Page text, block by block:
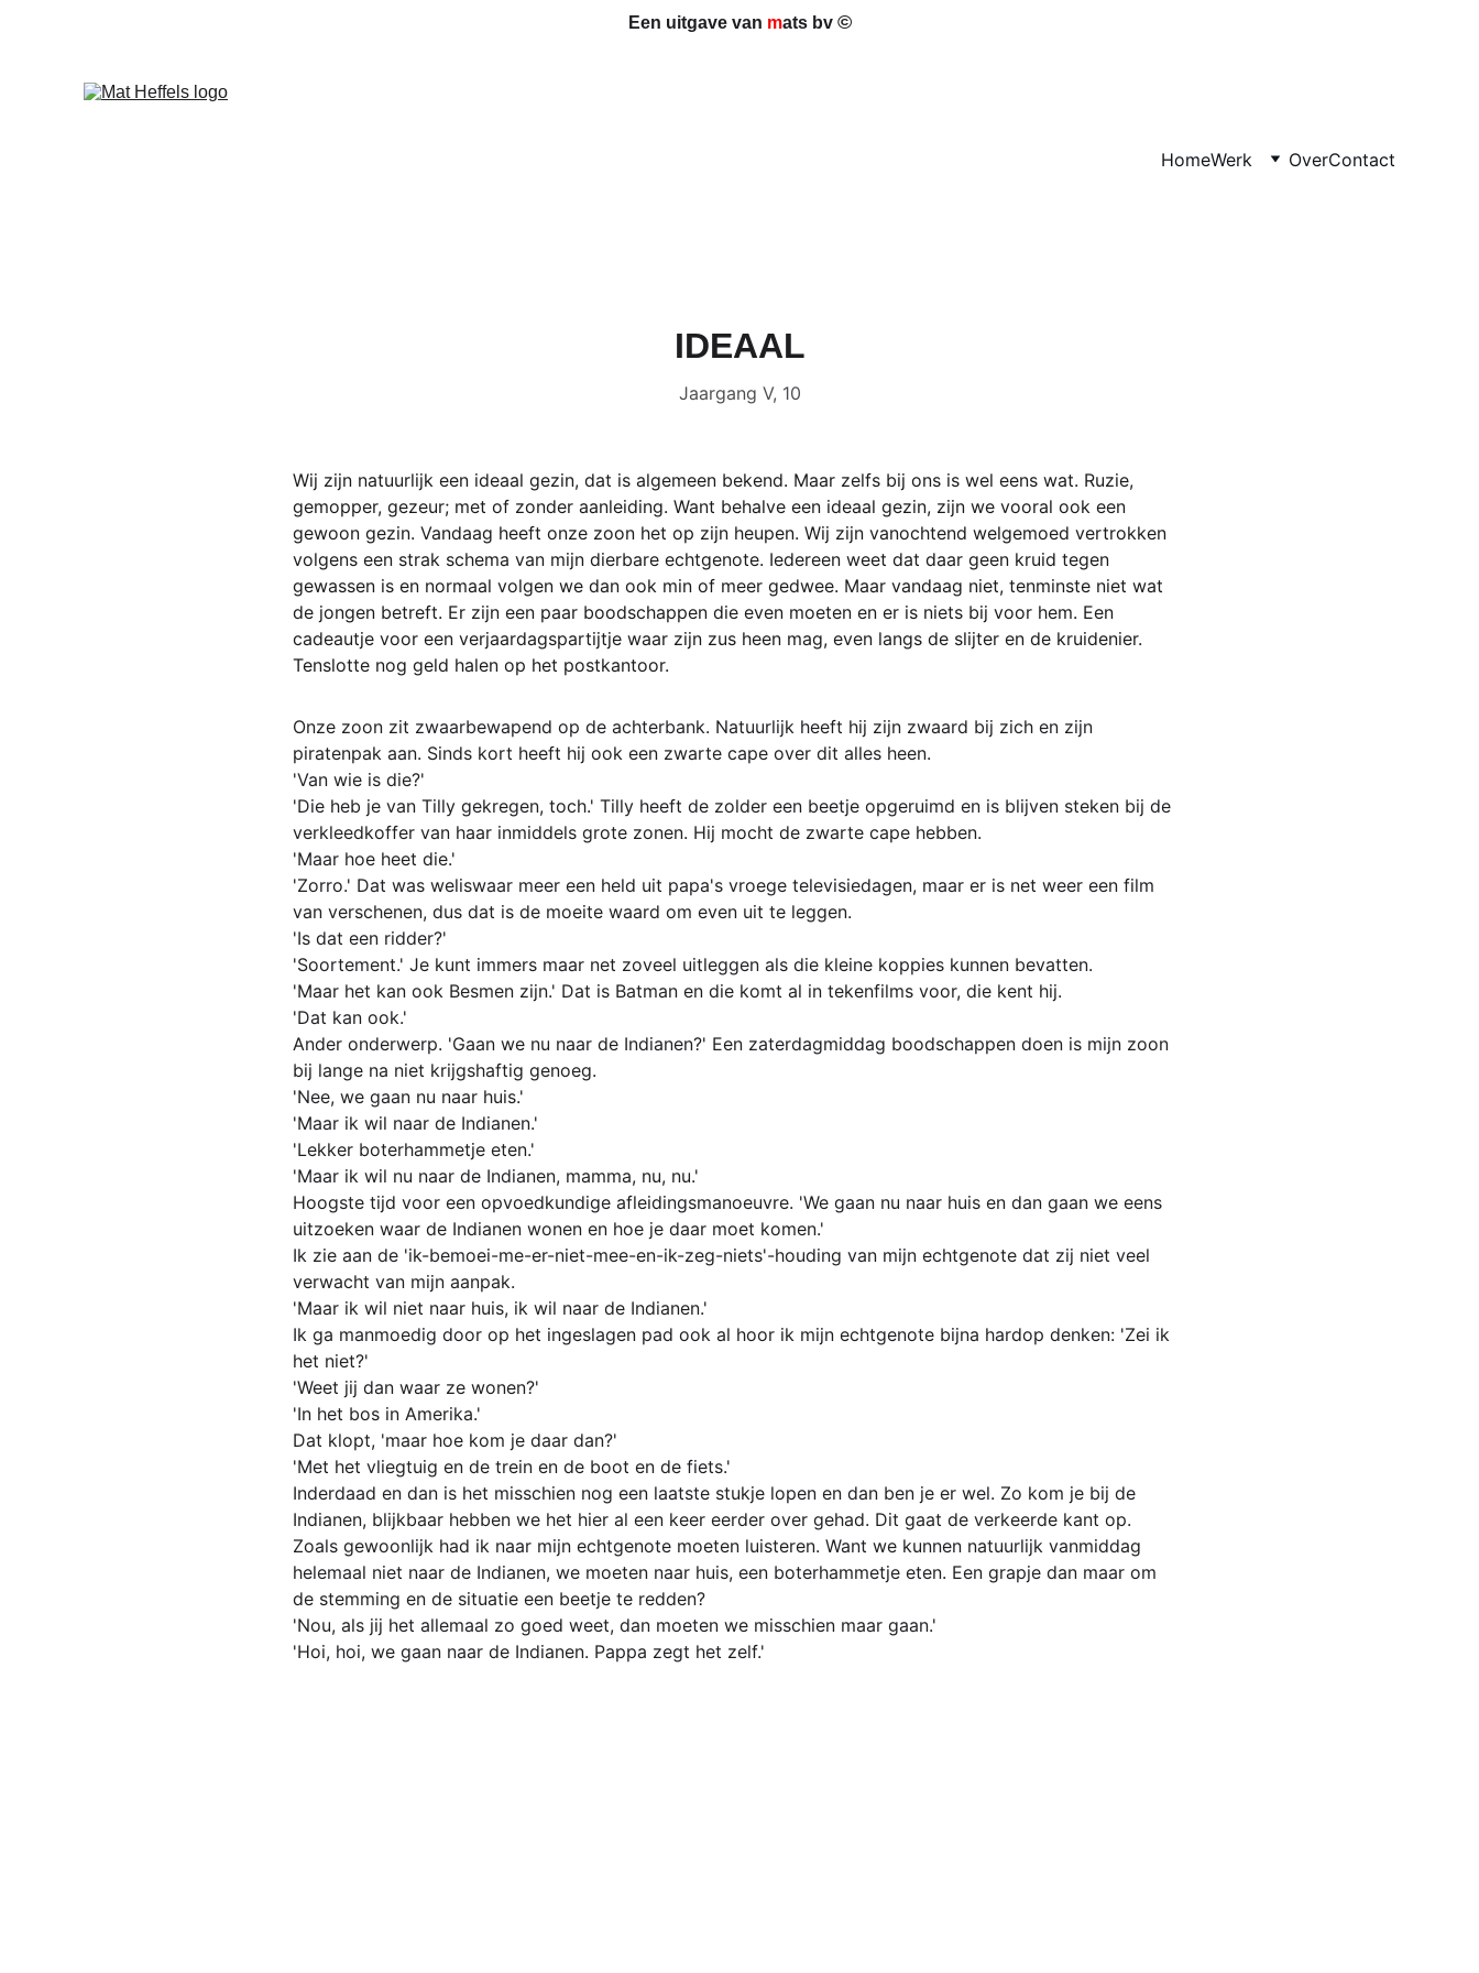
Een uitgave van mats bv ©
HomeWerk OverContact
IDEAAL
Jaargang V, 10
Wij zijn natuurlijk een ideaal gezin, dat is algemeen bekend. Maar zelfs bij ons is wel eens wat. Ruzie,
gemopper, gezeur; met of zonder aanleiding. Want behalve een ideaal gezin, zijn we vooral ook een
gewoon gezin. Vandaag heeft onze zoon het op zijn heupen. Wij zijn vanochtend welgemoed vertrokken
volgens een strak schema van mijn dierbare echtgenote. Iedereen weet dat daar geen kruid tegen
gewassen is en normaal volgen we dan ook min of meer gedwee. Maar vandaag niet, tenminste niet wat
de jongen betreft. Er zijn een paar boodschappen die even moeten en er is niets bij voor hem. Een
cadeautje voor een verjaardagspartijtje waar zijn zus heen mag, even langs de slijter en de kruidenier.
Tenslotte nog geld halen op het postkantoor.
Onze zoon zit zwaarbewapend op de achterbank. Natuurlijk heeft hij zijn zwaard bij zich en zijn
piratenpak aan. Sinds kort heeft hij ook een zwarte cape over dit alles heen.
'Van wie is die?'
'Die heb je van Tilly gekregen, toch.' Tilly heeft de zolder een beetje opgeruimd en is blijven steken bij de
verkleedkoffer van haar inmiddels grote zonen. Hij mocht de zwarte cape hebben.
'Maar hoe heet die.'
'Zorro.' Dat was weliswaar meer een held uit papa's vroege televisiedagen, maar er is net weer een film
van verschenen, dus dat is de moeite waard om even uit te leggen.
'Is dat een ridder?'
'Soortement.' Je kunt immers maar net zoveel uitleggen als die kleine koppies kunnen bevatten.
'Maar het kan ook Besmen zijn.' Dat is Batman en die komt al in tekenfilms voor, die kent hij.
'Dat kan ook.'
Ander onderwerp. 'Gaan we nu naar de Indianen?' Een zaterdagmiddag boodschappen doen is mijn zoon
bij lange na niet krijgshaftig genoeg.
'Nee, we gaan nu naar huis.'
'Maar ik wil naar de Indianen.'
'Lekker boterhammetje eten.'
'Maar ik wil nu naar de Indianen, mamma, nu, nu.'
Hoogste tijd voor een opvoedkundige afleidingsmanoeuvre. 'We gaan nu naar huis en dan gaan we eens
uitzoeken waar de Indianen wonen en hoe je daar moet komen.'
Ik zie aan de 'ik-bemoei-me-er-niet-mee-en-ik-zeg-niets'-houding van mijn echtgenote dat zij niet veel
verwacht van mijn aanpak.
'Maar ik wil niet naar huis, ik wil naar de Indianen.'
Ik ga manmoedig door op het ingeslagen pad ook al hoor ik mijn echtgenote bijna hardop denken: 'Zei ik
het niet?'
'Weet jij dan waar ze wonen?'
'In het bos in Amerika.'
Dat klopt, 'maar hoe kom je daar dan?'
'Met het vliegtuig en de trein en de boot en de fiets.'
Inderdaad en dan is het misschien nog een laatste stukje lopen en dan ben je er wel. Zo kom je bij de
Indianen, blijkbaar hebben we het hier al een keer eerder over gehad. Dit gaat de verkeerde kant op.
Zoals gewoonlijk had ik naar mijn echtgenote moeten luisteren. Want we kunnen natuurlijk vanmiddag
helemaal niet naar de Indianen, we moeten naar huis, een boterhammetje eten. Een grapje dan maar om
de stemming en de situatie een beetje te redden?
'Nou, als jij het allemaal zo goed weet, dan moeten we misschien maar gaan.'
'Hoi, hoi, we gaan naar de Indianen. Pappa zegt het zelf.'